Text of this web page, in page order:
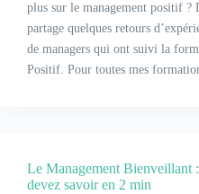
plus sur le management positif ?
partage quelques retours
de managers qui ont suivi la
Positif. Pour toutes mes
Le Management Bienveillant
devez savoir en 2 min